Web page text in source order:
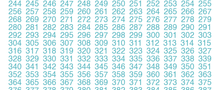
244 245 246 247 248 249 250 251 252 253 254 255
256 257 258 259 260 261 262 263 264 265 266 267
268 269 270 271 272 273 274 275 276 277 278 279
280 281 282 283 284 285 286 287 288 289 290 291
292 293 294 295 296 297 298 299 300 301 302 303
304 305 306 307 308 309 310 311 312 313 314 315
316 317 318 319 320 321 322 323 324 325 326 327
328 329 330 331 332 333 334 335 336 337 338 339
340 341 342 343 344 345 346 347 348 349 350 351
352 353 354 355 356 357 358 359 360 361 362 363
364 365 366 367 368 369 370 371 372 373 374 375